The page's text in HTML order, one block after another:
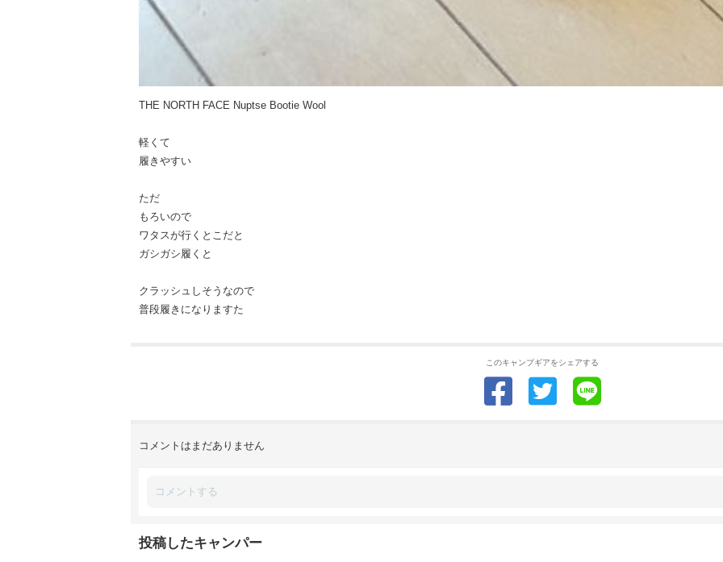
THE NORTH FACE Nuptse Bootie Wool
軽くて
履きやすい
ただ
もろいので
ワタスが行くとこだと
ガシガシ履くと
クラッシュしそうなので
普段履きになりますた
このキャンプギアをシェアする
コメントはまだありません
投稿したキャンパー